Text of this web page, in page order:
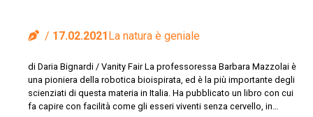
17.02.2021 La natura è geniale
di Daria Bignardi / Vanity Fair La professoressa Barbara Mazzolai è
una pioniera della robotica bioispirata, ed è la più importante degli
scienziati di questa materia in Italia. Ha pubblicato un libro con cui
fa capire con facilità come gli esseri viventi senza cervello, in…